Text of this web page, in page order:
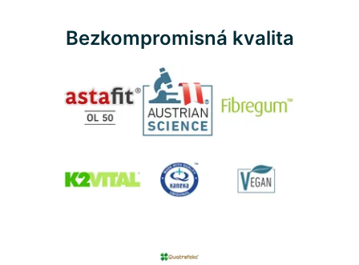
Bezkompromisná kvalita